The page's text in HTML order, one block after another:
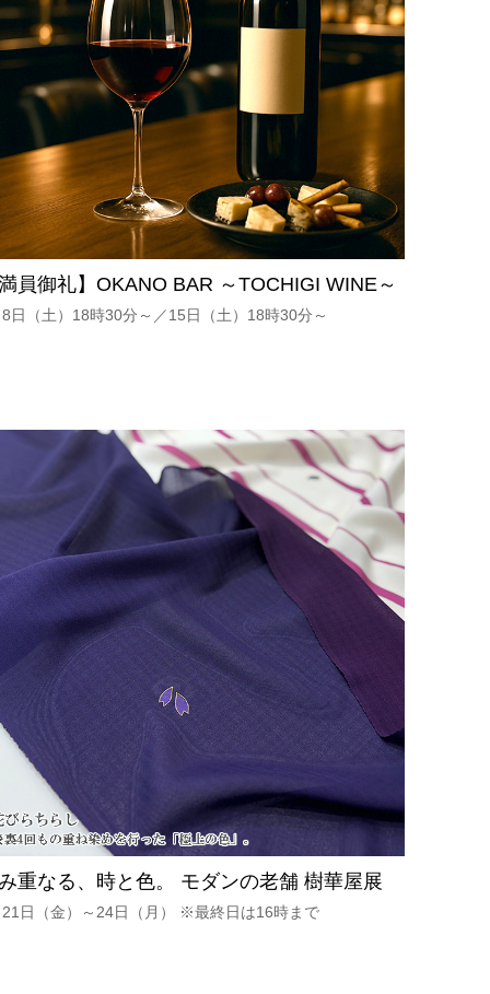
員御礼】OKANO BAR ～TOCHIGI WINE～
日（土）18時30分～／15日（土）18時30分～
重なる、時と色。 モダンの老舗 樹華屋展
日（金）～24日（月） ※最終日は16時まで